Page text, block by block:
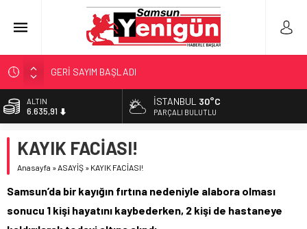
GERİ SAYIM BAŞLADI
SAMSUNSPOR’DA HEDEF 5’İNCİLİK!
‘BAFRA’YA YATIRIM YAPIN!’
YÖNETİCİ SEÇERKEN YAPILAN EN BÜYÜK HATALAR
ALTIN
6.635,91
13.779,39
DOLAR
55,1513
İSTANBUL 30°C
PARÇALI BULUTLU
KAYIK FACİASI!
Anasayfa »ASAYİŞ » KAYIK FACİASI!
Samsun’da bir kayığın fırtına nedeniyle alabora olması
sonucu 1 kişi hayatını kaybederken, 2 kişi de hastaneye